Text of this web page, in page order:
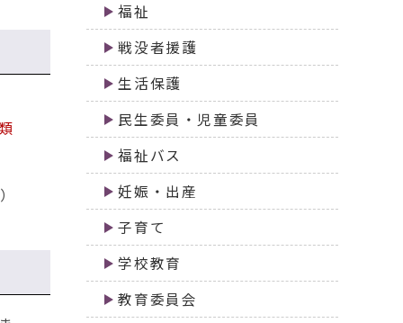
福祉
戦没者援護
生活保護
民生委員・児童委員
福祉バス
妊娠・出産
子育て
学校教育
教育委員会